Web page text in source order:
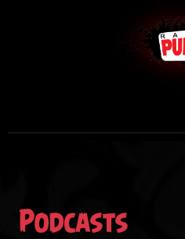
Podcasts